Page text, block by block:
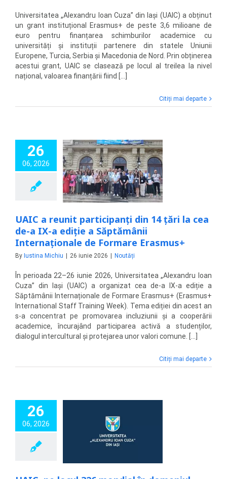
Universitatea „Alexandru Ioan Cuza” din Iași (UAIC) a obținut
un grant instituțional Erasmus+ de peste 3,6 milioane de
euro pentru finanțarea schimburilor academice cu
universități și instituții partenere din statele Uniunii
Europene, Turcia, Serbia și Macedonia de Nord. Prin obținerea
acestui grant, UAIC se clasează pe locul al treilea la nivel
național, valoarea finanțării fiind [...]
Citiți mai departe
26
06, 2026
participanți
la cea de-a IX-a
de
UAIC a reunit participanți din 14 țări la cea
de-a IX-a ediție a Săptămânii
Internaționale de Formare Erasmus+
By Iustina Michiu 26 iunie 2026 Noutăți
În perioada 22–26 iunie 2026, Universitatea „Alexandru Ioan
Cuza” din Iași (UAIC) a organizat cea de-a IX-a ediție a
Săptămânii Internaționale de Formare Erasmus+ (Erasmus+
International Staff Training Week). Tema ediției din acest an
s-a concentrat pe promovarea incluziunii şi a cooperării
academice, încurajând participarea activă a studenților,
dialogul intercultural și protejarea unor valori comune. [...]
Citiți mai departe
26
06, 2026
326 mondial
Fizică în
Universities